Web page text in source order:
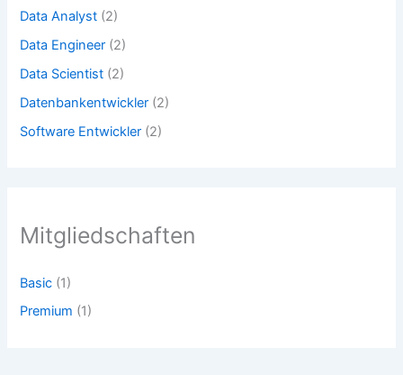
Data Analyst (2)
Data Engineer (2)
Data Scientist (2)
Datenbankentwickler (2)
Software Entwickler (2)
Mitgliedschaften
Basic (1)
Premium (1)